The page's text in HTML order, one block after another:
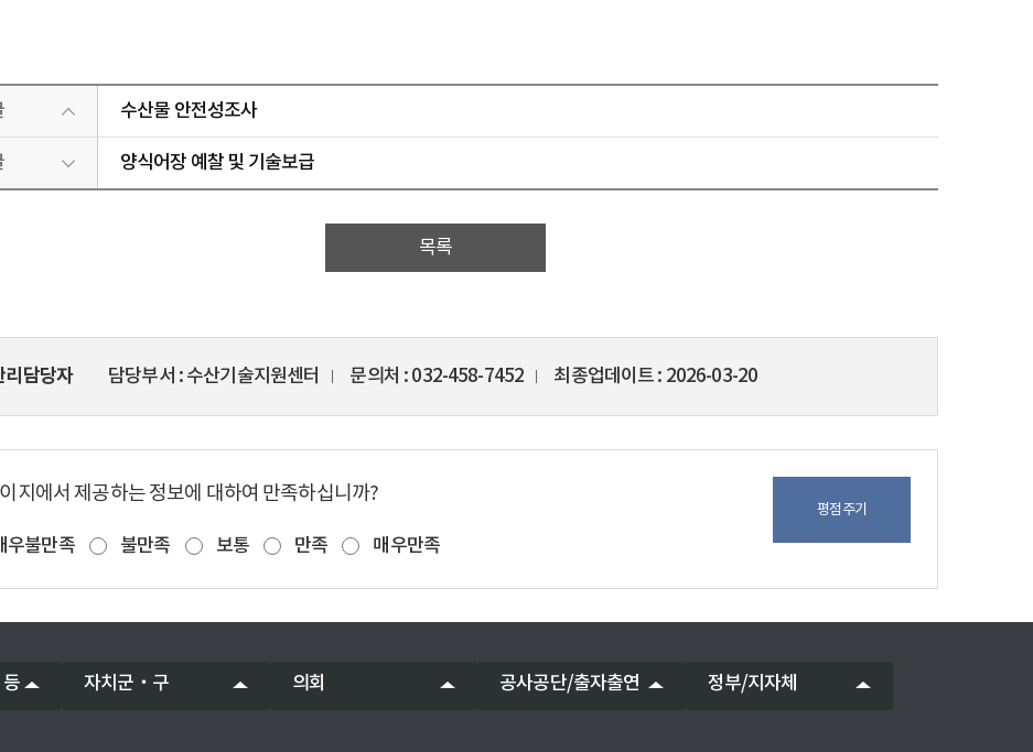
수산물 안전성조사
양식어장 예찰 및 기술보급
목록
리담당자 담당부서 수산기술지원센터 문의처 032-458-7452 최종업데이트 2026-03-20
지에서 제공하는 정보에 대하여 만족하십니까?
우불만족 불만족 보통 만족 매우만족
평점주기
자치군‧구 의회 공사공단/출자출연 정부/지자체